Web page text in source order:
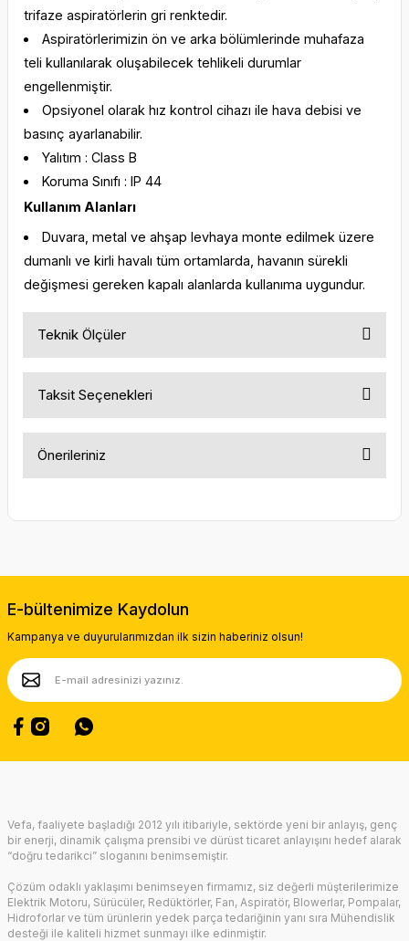
trifaze aspiratörlerin gri renktedir.
Aspiratörlerimizin ön ve arka bölümlerinde muhafaza
teli kullanılarak oluşabilecek tehlikeli durumlar
engellenmiştir.
Opsiyonel olarak hız kontrol cihazı ile hava debisi ve
basınç ayarlanabilir.
Yalıtım : Class B
Koruma Sınıfı : IP 44
Kullanım Alanları
Duvara, metal ve ahşap levhaya monte edilmek üzere
dumanlı ve kirli havalı tüm ortamlarda, havanın sürekli
değişmesi gereken kapalı alanlarda kullanıma uygundur.
Teknik Ölçüler
Taksit Seçenekleri
Önerileriniz
Ürün açıklamasında eksik bilgiler bulunuyor.
Ürün fiyatı diğer sitelerden daha pahalı.
Bu ürüne benzer farklı alternatifler olmalı.
Gönder
E-bültenimize Kaydolun
Kampanya ve duyurularımızdan ilk sizin haberiniz olsun!
Vefa, faaliyete başladığı 2012 yılı itibariyle, sektörde yeni bir anlayış, genç
bir enerji, dinamik çalışma prensibi ve dürüst ticaret anlayışını hedef alarak
“doğru tedarikci” sloganını benimsemiştir.
Çözüm odaklı yaklaşımı benimseyen firmamız, siz değerli müşterilerimize
Elektrik Motoru, Sürücüler, Redüktörler, Fan, Aspiratör, Blowerlar, Pompalar,
Hidroforlar ve tüm ürünlerin yedek parça tedariğinin yanı sıra Mühendislik
desteği ile kaliteli hizmet sunmayı ilke edinmiştir.